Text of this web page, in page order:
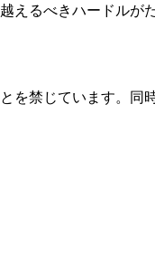
えるべきハードルが
を禁じています。同